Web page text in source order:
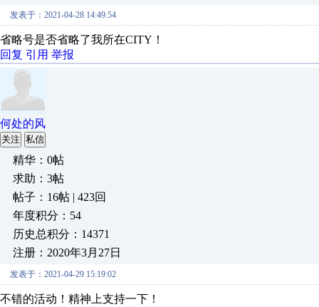
发表于：2021-04-28 14:49:54
省略号是否省略了我所在CITY！
回复 引用 举报
何处的风
关注 私信
精华：0帖
求助：3帖
帖子：16帖 | 423回
年度积分：54
历史总积分：14371
注册：2020年3月27日
发表于：2021-04-29 15:19:02
不错的活动！精神上支持一下！